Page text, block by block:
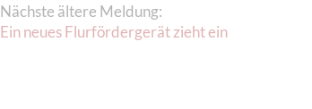
Nächste ältere Meldung:
Ein neues Flurfördergerät zieht ein